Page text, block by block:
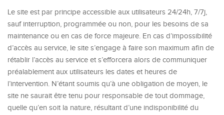
Le site est par principe accessible aux utilisateurs 24/24h, 7/7j,
sauf interruption, programmée ou non, pour les besoins de sa
maintenance ou en cas de force majeure. En cas d’impossibilité
d’accès au service, le site s’engage à faire son maximum afin de
rétablir l’accès au service et s’efforcera alors de communiquer
préalablement aux utilisateurs les dates et heures de
l’intervention. N’étant soumis qu’à une obligation de moyen, le
site ne saurait être tenu pour responsable de tout dommage,
quelle qu’en soit la nature, résultant d’une indisponibilité du